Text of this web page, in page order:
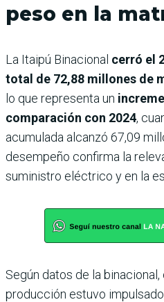
peso en la
La Itaipú Binacional cerró el
total de 72,88 millones de
lo que representa un
comparación con 2024,
acumulada alcanzó 67,09
desempeño confirma la
suministro eléctrico y en la
Según datos de la
producción estuvo